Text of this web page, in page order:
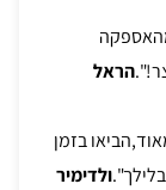
הראל
בזמן
ולדימיר